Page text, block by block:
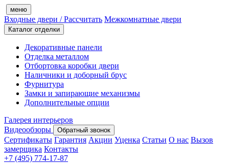
меню
Входные двери / Рассчитать Межкомнатные двери
Каталог отделки
Декоративные панели
Отделка металлом
Отбортовка коробки двери
Наличники и доборный брус
Фурнитура
Замки и запирающие механизмы
Дополнительные опции
Галерея интерьеров
Видеообзоры
Обратный звонок
Сертификаты Гарантия Акции Уценка Статьи О нас Вызов
замерщика Контакты
+7 (495) 774-17-87